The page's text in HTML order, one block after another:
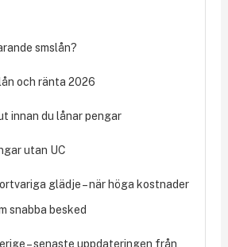
smslån?
och ränta 2026
innan du lånar pengar
utan UC
glädje – när höga kostnader
snabba besked
– senaste uppdateringen från